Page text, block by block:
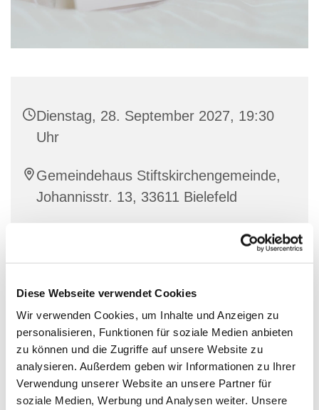
Diese Webseite verwendet Cookies
Wir verwenden Cookies, um Inhalte und Anzeigen zu
personalisieren, Funktionen für soziale Medien anbieten
zu können und die Zugriffe auf unsere Website zu
analysieren. Außerdem geben wir Informationen zu Ihrer
Verwendung unserer Website an unsere Partner für
soziale Medien, Werbung und Analysen weiter. Unsere
Dienstag, 28. September 2027, 19:30
Uhr
Gemeindehaus Stiftskirchengemeinde,
Johannisstr. 13, 33611 Bielefeld